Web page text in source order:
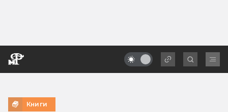
Книги